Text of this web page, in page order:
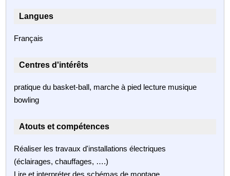
Langues
Français
Centres d'intérêts
pratique du basket-ball, marche à pied lecture musique
bowling
Atouts et compétences
Réaliser les travaux d'installations électriques
(éclairages, chauffages, ….)
Lire et interpréter des schémas de montage